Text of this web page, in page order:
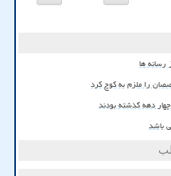
رسانه ها
را ملزم به کوچ کرد
دهه گذشته بودند
باشد